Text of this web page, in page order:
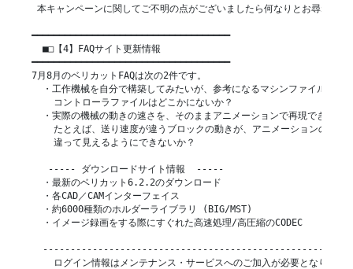
本キャンペーンに関してご不明の点がございましたら何なりとお尋ねくだ
━━━━━━━━━━━━━━━━━━━━━━━━━━━━━━━━━━━━
  ■□【4】FAQサイト更新情報
━━━━━━━━━━━━━━━━━━━━━━━━━━━━━━━━━━━━
7月8月のベリカットFAQは次の2件です。
  ・工作機械を自分で構築してみたいが、参考になるマシンファイルや
    コントローラファイルはどこかにないか？
・実際の機械の動きの速さを、そのままアニメーションで再現できない
たとえば、送り速度が違うブロックの動きが、アニメーションの画面
    違って見えるようにできないか？
   ----- ダウンロードサイト情報  -----
  ・最新のベリカット6.2.2のダウンロード
  ・各CAD／CAMインターフェイス
  ・約6000種類のホルダーライブラリ (BIG/MST)
  ・イメージ録画をする際にすぐれた高速処理/高圧縮のCODEC
ログイン情報はメンテナンス・サービスへのご加入が必要となります